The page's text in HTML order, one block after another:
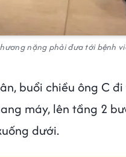
nặng phải đưa tới bệnh
buổi chiều ông C
máy, lên tầng 2
dưới.